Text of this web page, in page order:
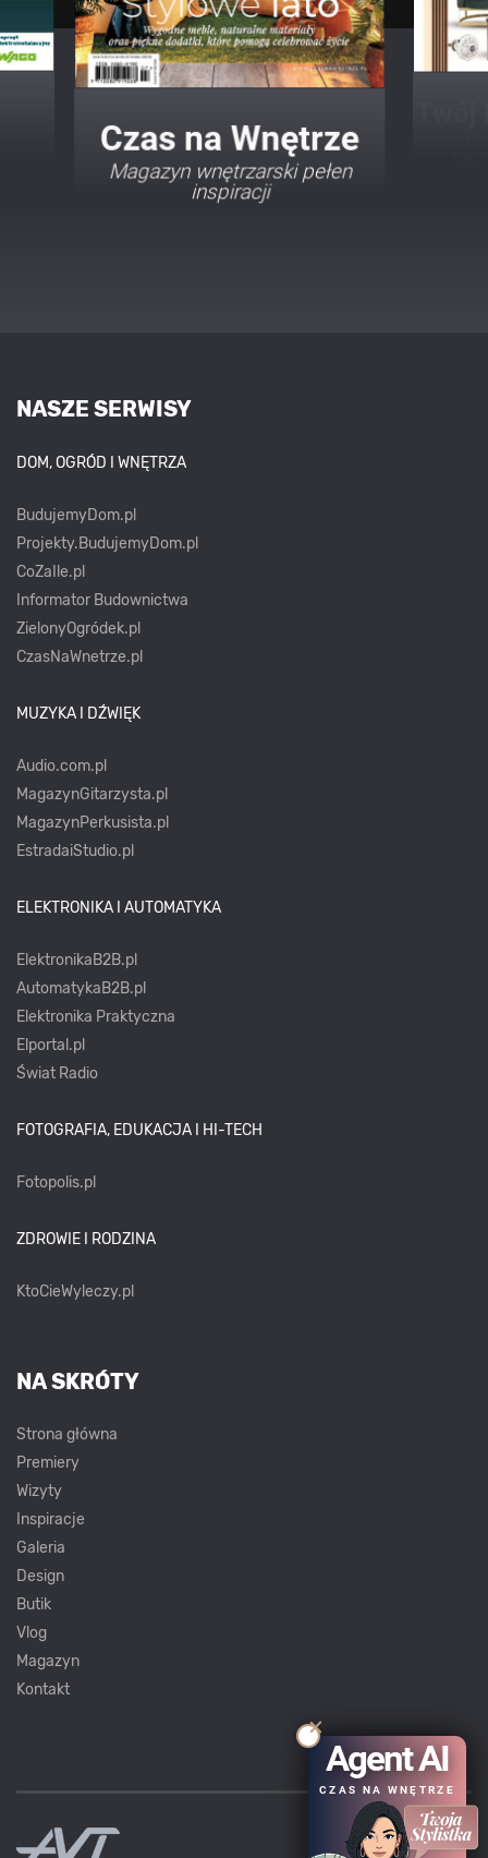
Twój Dom Twój Styl
Porady i inspiracje w
najmodniejszych stylach
NASZE SERWISY
DOM, OGRÓD I WNĘTRZA
BudujemyDom.pl
Projekty.BudujemyDom.pl
CoZaIle.pl
Informator Budownictwa
ZielonyOgródek.pl
CzasNaWnetrze.pl
MUZYKA I DŹWIĘK
Audio.com.pl
MagazynGitarzysta.pl
MagazynPerkusista.pl
EstradaiStudio.pl
ELEKTRONIKA I AUTOMATYKA
ElektronikaB2B.pl
AutomatykaB2B.pl
Elektronika Praktyczna
Elportal.pl
Świat Radio
FOTOGRAFIA, EDUKACJA I HI-TECH
Fotopolis.pl
ZDROWIE I RODZINA
KtoCieWyleczy.pl
NA SKRÓTY
Strona główna
Premiery
Wizyty
Inspiracje
Galeria
Design
Butik
Vlog
Magazyn
Kontakt
Agent AI
CZAS NA WNĘTRZE